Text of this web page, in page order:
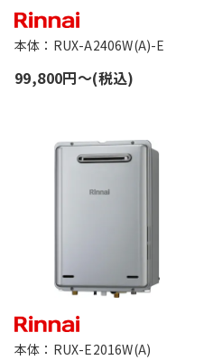
本体：RUX-A2406W(A)-E
99,800円〜(税込)
本体：RUX-E2016W(A)